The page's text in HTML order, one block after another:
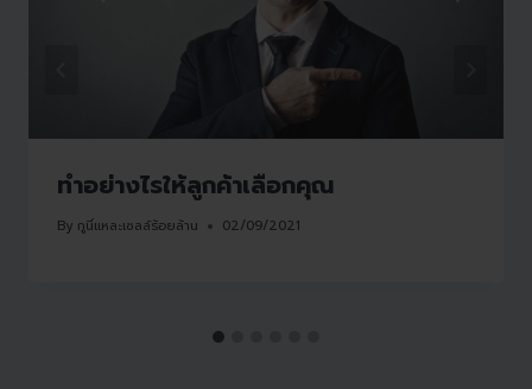
ทำอย่างไรให้ลูกค้าเลือกคุณ
By กูนี่แหละเซลล์ร้อยล้าน 02/09/2021